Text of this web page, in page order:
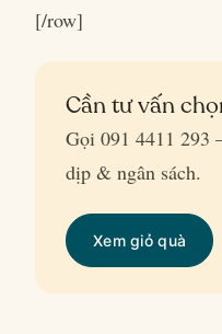
[/row]
Cần tư vấn
Gọi 091 4411
dịp & ngân sách.
Xem giỏ quà